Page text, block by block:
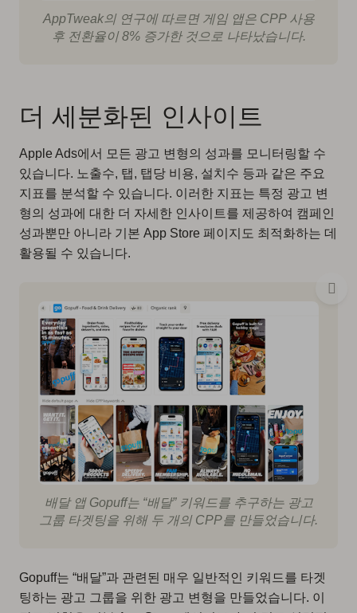
AppTweak의 연구에 따르면 게임 앱은 CPP 사용
후 전환율이 8% 증가한 것으로 나타났습니다.
더 세분화된 인사이트
Apple Ads에서 모든 광고 변형의 성과를 모니터링할 수
있습니다. 노출수, 탭, 탭당 비용, 설치수 등과 같은 주요
지표를 분석할 수 있습니다. 이러한 지표는 특정 광고 변
형의 성과에 대한 더 자세한 인사이트를 제공하여 캠페인
성과뿐만 아니라 기본 App Store 페이지도 최적화하는 데
활용될 수 있습니다.
배달 앱 Gopuff는 “배달” 키워드를 추구하는 광고
그룹 타겟팅을 위해 두 개의 CPP를 만들었습니다.
Gopuff는 “배달”과 관련된 매우 일반적인 키워드를 타겟
팅하는 광고 그룹을 위한 광고 변형을 만들었습니다. 이